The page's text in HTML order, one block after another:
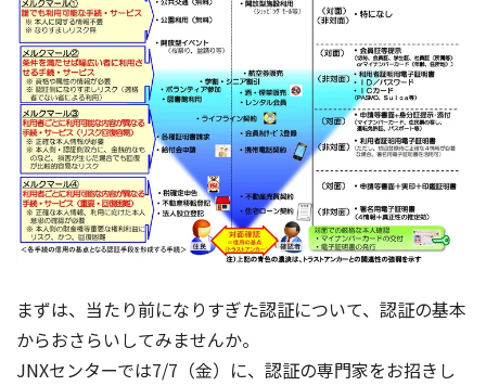
まずは、当たり前になりすぎた認証について、認証の基本
からおさらいしてみませんか。
JNXセンターでは7/7（金）に、認証の専門家をお招きし